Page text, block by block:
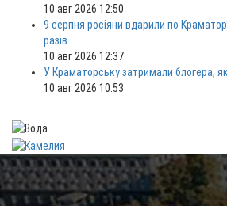
10 авг 2026 12:50
9 серпня росіяни вдарили по
разів
10 авг 2026 12:37
У Краматорську затримали блогера,
10 авг 2026 10:53